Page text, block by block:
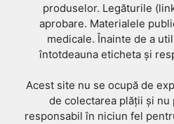
produselor. Legăturile
aprobare. Materialele
medicale. Înainte de a
întotdeauna eticheta și
Acest site nu se ocupă de
de colectarea plății și
responsabil în niciun fel